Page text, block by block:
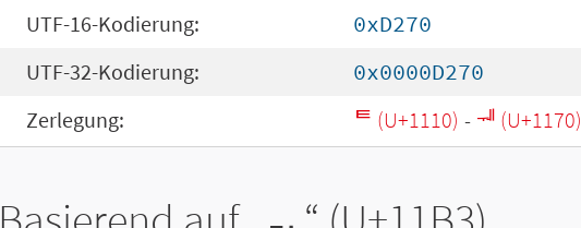
UTF-16-Kodierung:
0xD270
UTF-32-Kodierung:
0x0000D270
Zerlegung:
ᄐ (U+1110) - ᅰ (U+1170)